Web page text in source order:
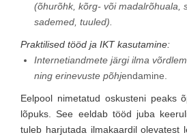
(õhurõhk, kõrg- või madalrõhuala,
sademed, tuuled).
Praktilised tööd ja IKT kasutamine:
Internetiandmete järgi ilma
ning erinevuste põhjendamine.
Eelpool nimetatud oskusteni peaks
lõpuks. See eeldab tööd juba
tuleb harjutada ilmakaardil olevatest